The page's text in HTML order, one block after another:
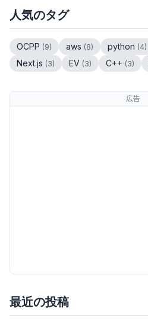
人気のタグ
OCPP (9) aws (8) python (4)
Next.js (3) EV (3) C++ (3)
広告
最近の投稿